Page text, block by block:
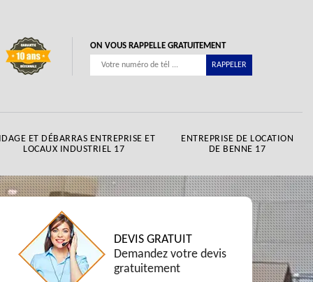
ON VOUS RAPPELLE GRATUITEMENT
ET DÉBARRAS ENTREPRISE ET
LOCAUX INDUSTRIEL 17
ENTREPRISE DE LOCATION
DE BENNE 17
DEVIS GRATUIT
Demandez votre devis
gratuitement